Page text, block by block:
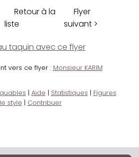
Retour à la
liste
Flyer
suivant >
taquin avec ce flyer
vers ce flyer : Monsieur KARIM
| Aide | Statistiques | Figures
style | Contribuer